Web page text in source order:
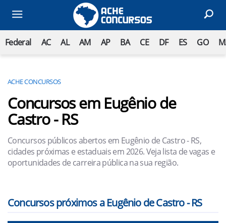
Federal AC AL AM AP BA CE DF ES GO
ACHE CONCURSOS
Concursos em Eugênio de
Castro - RS
Concursos públicos abertos em Eugênio de Castro - RS,
cidades próximas e estaduais em 2026. Veja lista de vagas e
oportunidades de carreira pública na sua região.
Concursos próximos a Eugênio de Castro - RS